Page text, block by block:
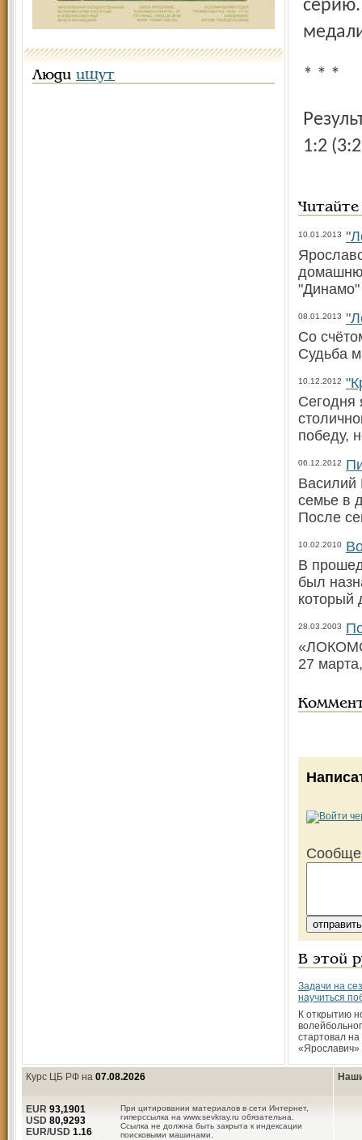
Люди ищут
серию.
* * *
Результат полуфинальной серии «Авангард» – «Динамо» –
1:2
10.01.2013
"Динамо"
08.01.2013
Со
Судьба
10.12.2012
Сегодня
победу,
06.12.2012
Василий
семье в
После
10.02.2010
В
был
который
28.03.2003
27
В этой
Задачи на
научиться
К открытию
стартовал
«Ярославич»
Курс ЦБ РФ на 07.08.2026
При цитировании материалов в сети Интернет,
гиперссылка на www.sevkray.ru обязательна.
Ссылка не должна быть закрыта к индексации
поисковыми машинами.
EUR 93,1901
USD 80,9293
EUR/USD 1.16